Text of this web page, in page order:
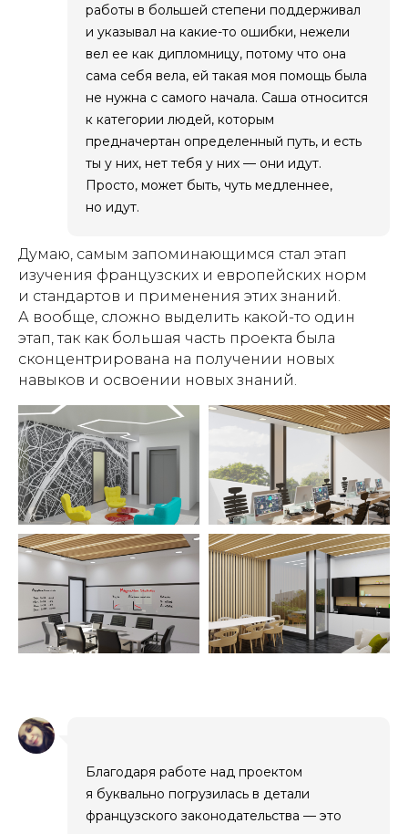
работы в большей степени поддерживал
и указывал на какие-то ошибки, нежели
вел ее как дипломницу, потому что она
сама себя вела, ей такая моя помощь была
не нужна с самого начала. Саша относится
к категории людей, которым
предначертан определенный путь, и есть
ты у них, нет тебя у них — они идут.
Просто, может быть, чуть медленнее,
но идут.
Думаю, самым запоминающимся стал этап
изучения французских и европейских норм
и стандартов и применения этих знаний.
А вообще, сложно выделить какой-то один
этап, так как большая часть проекта была
сконцентрирована на получении новых
навыков и освоении новых знаний.
Благодаря работе над проектом
я буквально погрузилась в детали
французского законодательства — это